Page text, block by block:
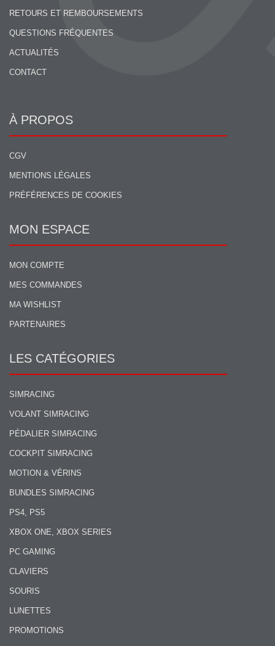
RETOURS ET REMBOURSEMENTS
QUESTIONS FRÉQUENTES
ACTUALITÉS
CONTACT
À PROPOS
CGV
MENTIONS LÉGALES
PRÉFÉRENCES DE COOKIES
MON ESPACE
MON COMPTE
MES COMMANDES
MA WISHLIST
PARTENAIRES
LES CATÉGORIES
SIMRACING
VOLANT SIMRACING
PÉDALIER SIMRACING
COCKPIT SIMRACING
MOTION & VÉRINS
BUNDLES SIMRACING
PS4, PS5
XBOX ONE, XBOX SERIES
PC GAMING
CLAVIERS
SOURIS
LUNETTES
PROMOTIONS